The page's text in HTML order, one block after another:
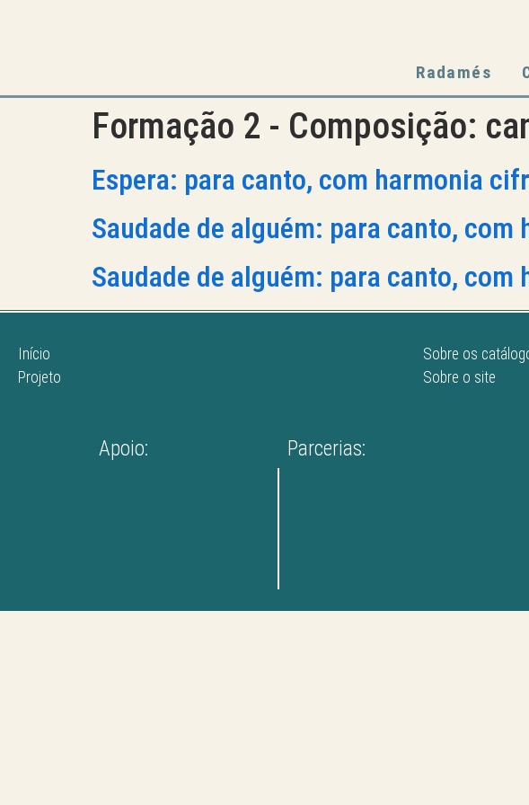
Radamés
Formação 2 - Composição:
Espera: para canto, com harmonia
Saudade de alguém: para canto,
Saudade de alguém: para canto,
Início
Projeto
Sobre os
Sobre o site
Apoio: Parcerias: